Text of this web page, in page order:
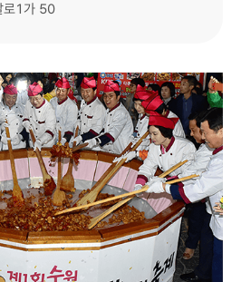
로1가 50